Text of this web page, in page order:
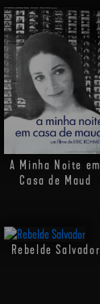
A Minha Noite em
Casa de Maud
Rebelde Salvador